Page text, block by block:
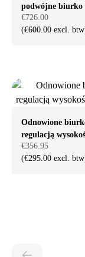
podwójne biurko
czarne
€726.00
(€600.00 excl.
Odnowione
regulacją
silniki
€356.95
(€295.00 excl.